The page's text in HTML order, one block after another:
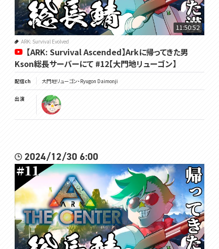
11:50:52
ARK: Survival Evolved
【ARK: Survival Ascended】Arkに帰ってきた男
Kson総長サーバーにて #12【大門地リューゴン】
配信ch 大門地リューゴン・Ryugon Daimonji
出演
2024/12/30 6:00